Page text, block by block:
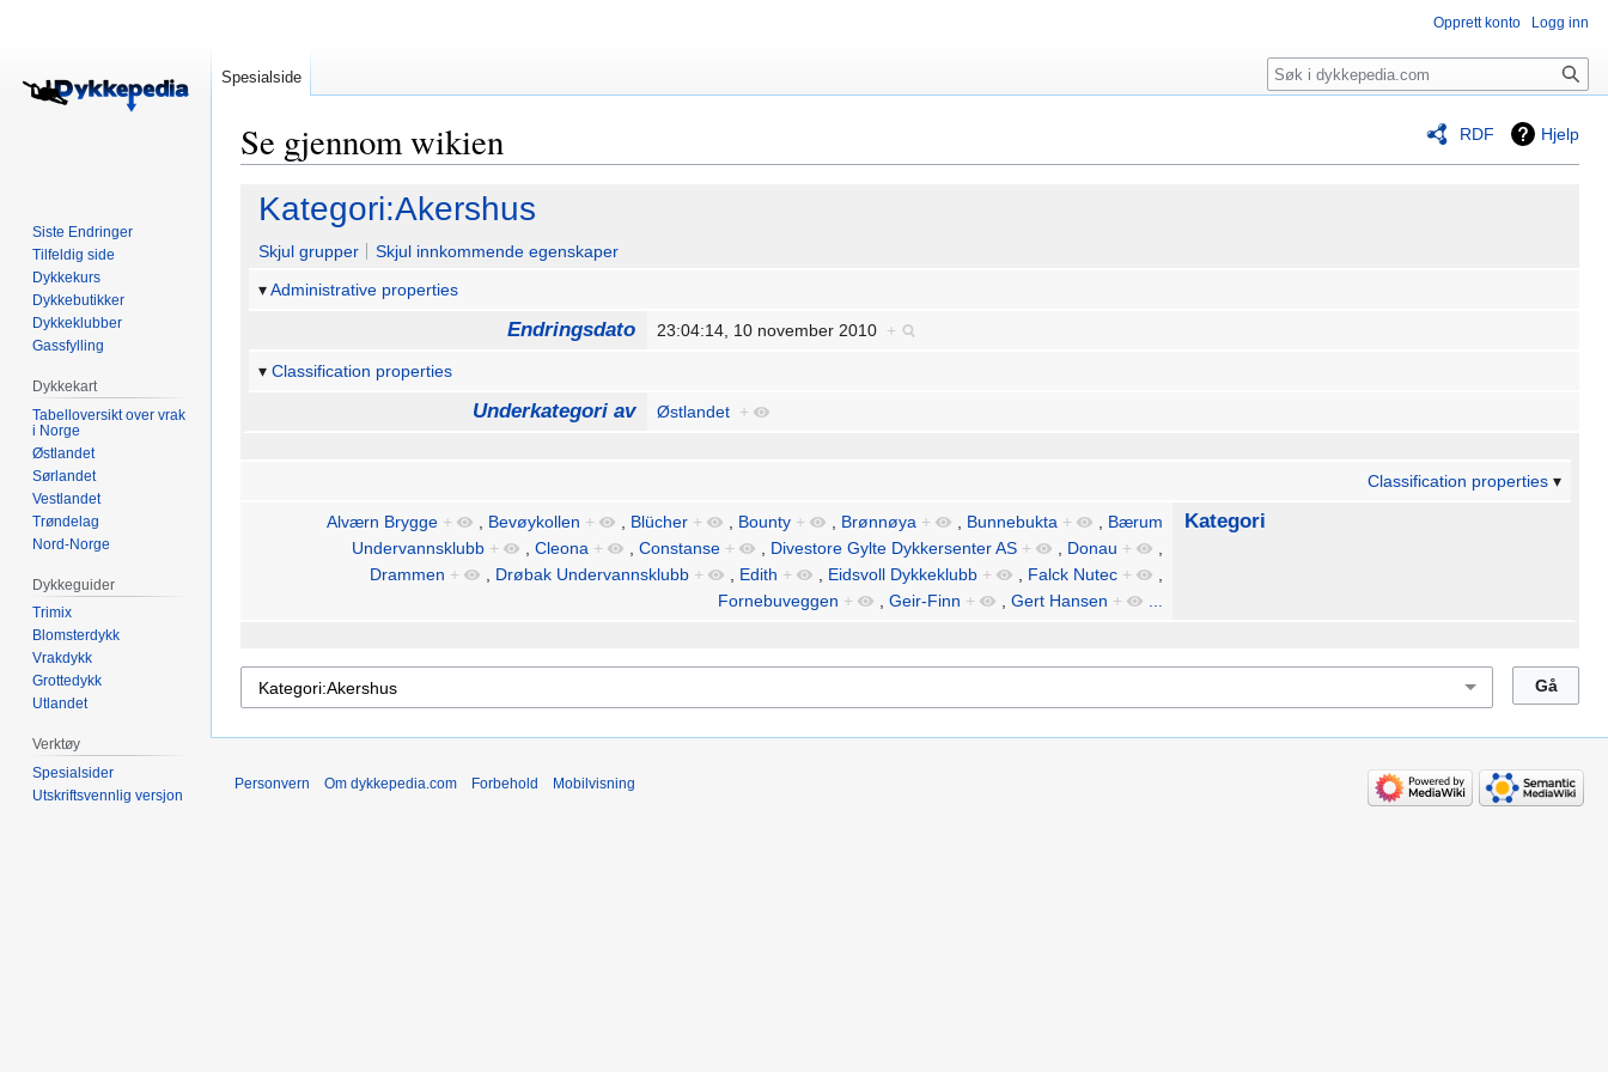
RDF Hjelp
Se gjennom wikien
Hopp
navigering
Hopp
søk
Kategori:Akershus
Skjul grupper
Skjul innkommende egenskaper
Administrative properties
Endringsdato 23:04:14, 10 november 2010 +
Classification properties
Underkategori av Østlandet +
Classification properties
Alværn Brygge + , Bevøykollen + , Blücher + , Bounty + , Brønnøya + , Bunnebukta + , Bærum
Undervannsklubb + , Cleona + , Constanse + , Divestore Gylte Dykkersenter AS + , Donau +
,
Drammen + , Drøbak Undervannsklubb + , Edith + , Eidsvoll Dykkeklubb + , Falck Nutec +
,
Fornebuveggen + , Geir-Finn + , Gert Hansen + ...
Kategori
Opprett konto Logg inn
Spesialside Søk
Siste Endringer
Tilfeldig side
Dykkekurs
Dykkebutikker
Dykkeklubber
Gassfylling
Dykkekart
Tabelloversikt over vrak
i Norge
Østlandet
Sørlandet
Vestlandet
Trøndelag
Nord-Norge
Dykkeguider
Trimix
Blomsterdykk
Vrakdykk
Grottedykk
Utlandet
Verktøy
Spesialsider
Utskriftsvennlig versjon
Personvern Om dykkepedia.com Forbehold Mobilvisning